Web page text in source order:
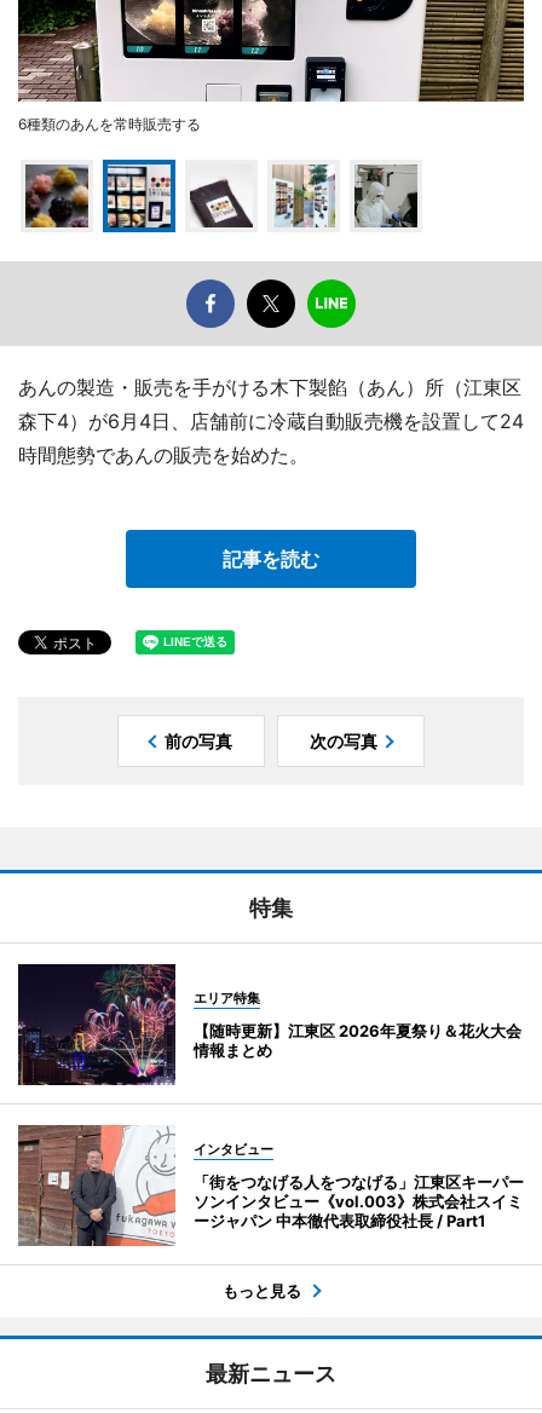
6種類のあんを常時販売する
あんの製造・販売を手がける木下製餡（あん）所（江東区
森下4）が6月4日、店舗前に冷蔵自動販売機を設置して24
時間態勢であんの販売を始めた。
記事を読む
前の写真 次の写真
特集
エリア特集
【随時更新】江東区 2026年夏祭り＆花火大会
情報まとめ
インタビュー
「街をつなげる人をつなげる」江東区キーパー
ソンインタビュー《vol.003》株式会社スイミ
ージャパン 中本徹代表取締役社長 / Part1
もっと見る
最新ニュース